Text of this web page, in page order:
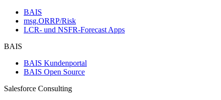
BAIS
msg.ORRP/Risk
LCR- und NSFR-​Forecast Apps
BAIS
BAIS Kundenportal
BAIS Open Source
Salesforce Consulting